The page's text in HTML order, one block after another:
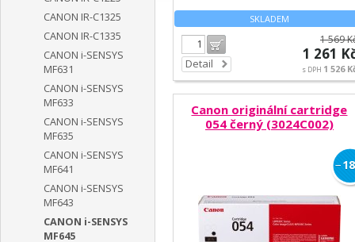
SKLADEM
Detail
1 569
1 261
s DPH 1 526
Canon originální cartridge
054 černý (3024C002)
−18
CANON IR-C1325
CANON IR-C1335
CANON i-SENSYS
MF631
CANON i-SENSYS
MF633
CANON i-SENSYS
MF635
CANON i-SENSYS
MF641
CANON i-SENSYS
MF643
CANON i-SENSYS
MF645